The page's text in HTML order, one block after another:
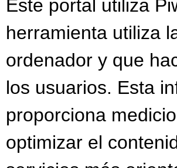
Este portal utiliza
herramienta utiliza
ordenador y que
los usuarios. Esta
proporciona
optimizar el